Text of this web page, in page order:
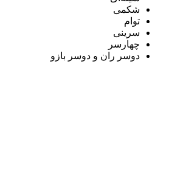
شکمی
توام
سرینی
چهارسر
دوسر ران و دوسر بازو